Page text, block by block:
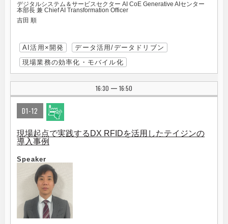
デジタルシステム＆サービスセクター AI CoE Generative AIセンター
本部長 兼 Chief AI Transformation Officer
吉田 順
AI活用×開発
データ活用/データドリブン
現場業務の効率化・モバイル化
16:30 | 16:50
D1-12
現場起点で実践するDX RFIDを活用したテイジンの
導入事例
Speaker